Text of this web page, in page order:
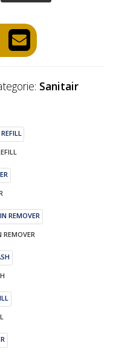
Sanitair